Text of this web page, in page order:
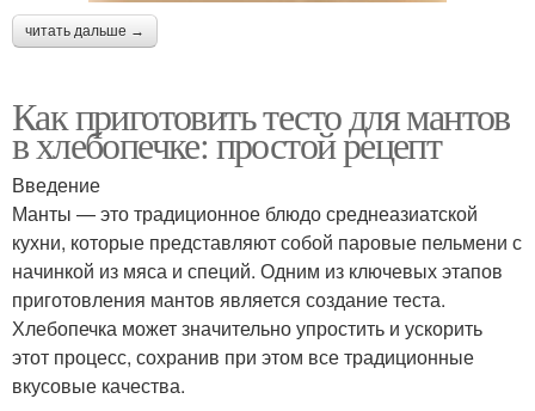
читать дальше →
Как приготовить тесто для мантов
в хлебопечке: простой рецепт
Введение
Манты — это традиционное блюдо среднеазиатской
кухни, которые представляют собой паровые пельмени с
начинкой из мяса и специй. Одним из ключевых этапов
приготовления мантов является создание теста.
Хлебопечка может значительно упростить и ускорить
этот процесс, сохранив при этом все традиционные
вкусовые качества.